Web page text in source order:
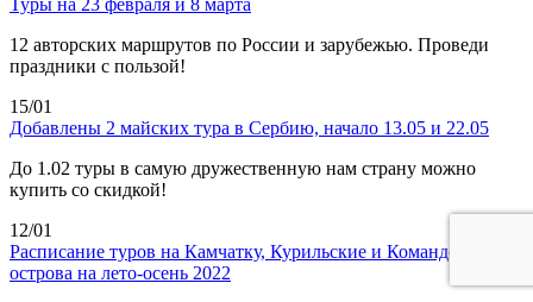
12 авторских маршрутов по России и зарубежью. Проведи
праздники с пользой!
15/01
Добавлены 2 майских тура в Сербию, начало 13.05 и 22.05
До 1.02 туры в самую дружественную нам страну можно
купить со скидкой!
12/01
Расписание туров на Камчатку, Курильские и Командорские
острова на лето-осень 2022